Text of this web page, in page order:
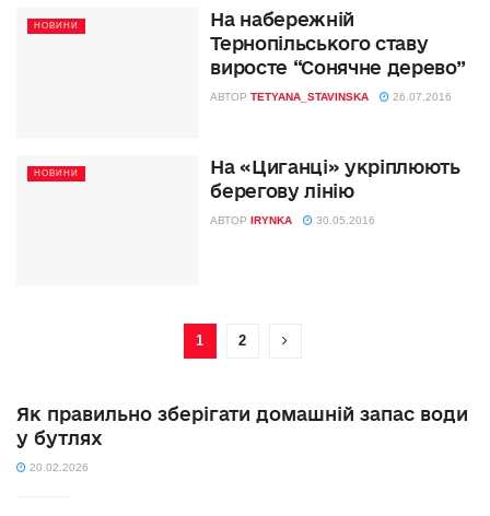
НОВИНИ
На набережній
Тернопільського ставу
виросте “Сонячне дерево”
АВТОР TETYANA_STAVINSKA 26.07.2016
НОВИНИ
На «Циганці» укріплюють
берегову лінію
АВТОР IRYNKA 30.05.2016
1 2
Як правильно зберігати домашній запас води
у бутлях
20.02.2026